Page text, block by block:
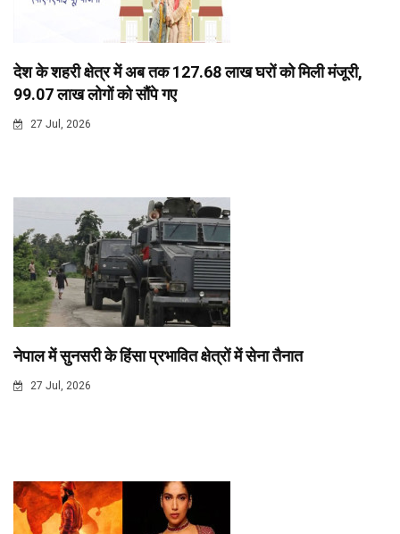
देश के शहरी क्षेत्र में अब तक 127.68 लाख घरों को मिली मंजूरी,
99.07 लाख लोगों को सौंपे गए
27 Jul, 2026
नेपाल में सुनसरी के हिंसा प्रभावित क्षेत्रों में सेना तैनात
27 Jul, 2026